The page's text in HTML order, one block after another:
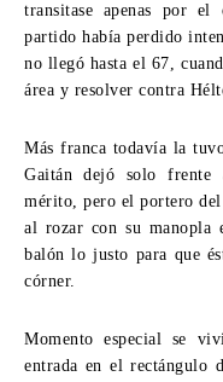
transitase apenas por
partido había perdido
no llegó hasta el 67,
área y resolver contra
Más franca todavía la
Gaitán dejó solo frente
mérito, pero el portero
al rozar con su manopla
balón lo justo para que
córner.
Momento especial se
entrada en el rectángulo